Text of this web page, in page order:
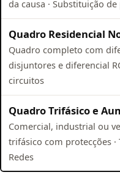
da causa · Substituição
Quadro Residencial
Quadro completo com
disjuntores e diferencial
circuitos
Quadro Trifásico e
Comercial, industrial ou
trifásico com protecções
Redes